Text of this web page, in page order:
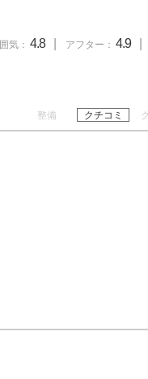
気： 4.8 アフター： 4.9
整備 クチコミ